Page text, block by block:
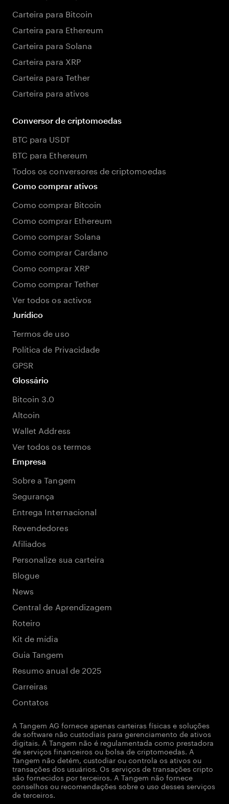
Carteira para Bitcoin
Carteira para Ethereum
Carteira para Solana
Carteira para XRP
Carteira para Tether
Carteira para ativos
Conversor de criptomoedas
BTC para USDT
BTC para Ethereum
Todos os conversores de criptomoedas
Como comprar ativos
Como comprar Bitcoin
Como comprar Ethereum
Como comprar Solana
Como comprar Cardano
Como comprar XRP
Como comprar Tether
Ver todos os activos
Jurídico
Termos de uso
Política de Privacidade
GPSR
Glossário
Bitcoin 3.0
Altcoin
Wallet Address
Ver todos os termos
Empresa
Sobre a Tangem
Segurança
Entrega Internacional
Revendedores
Afiliados
Personalize sua carteira
Blogue
News
Central de Aprendizagem
Roteiro
Kit de mídia
Guia Tangem
Resumo anual de 2025
Carreiras
Contatos
A Tangem AG fornece apenas carteiras físicas e soluções
de software não custodiais para gerenciamento de ativos
digitais. A Tangem não é regulamentada como prestadora
de serviços financeiros ou bolsa de criptomoedas. A
Tangem não detém, custodiar ou controla os ativos ou
transações dos usuários. Os serviços de transações cripto
são fornecidos por terceiros. A Tangem não fornece
conselhos ou recomendações sobre o uso desses serviços
de terceiros.